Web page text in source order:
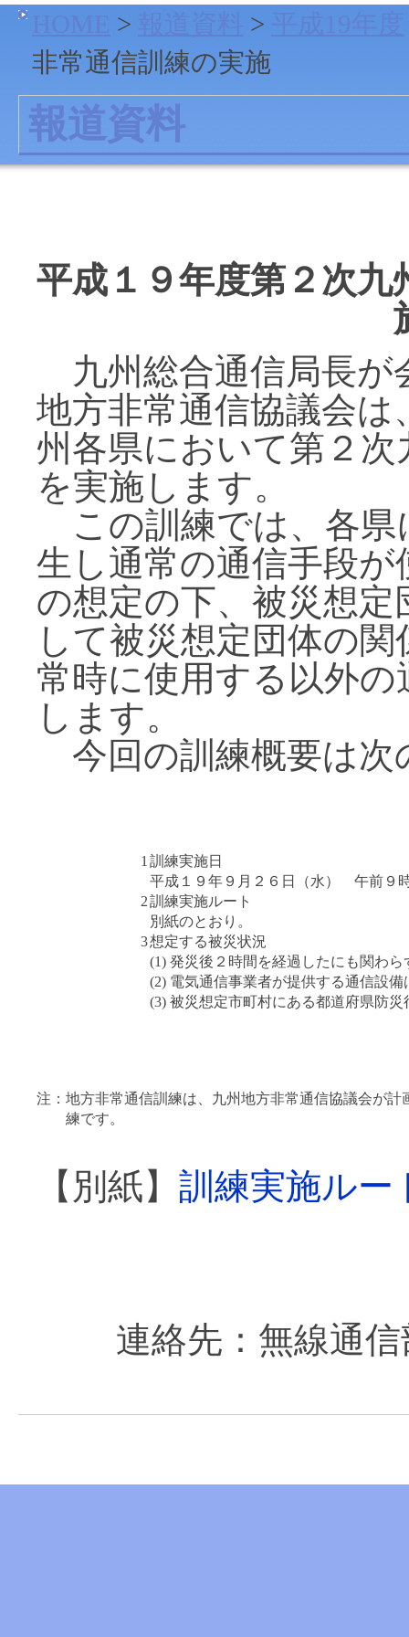
> >
非常通信訓練の実施
報道資料
平成１９年度第２次九
九州総合通信局長が
地方非常通信協議会は
州各県において第２
を実施します。
この訓練では、各県
生し通常の通信手段
の想定の下、被災想
して被災想定団体の
常時に使用する以外
します。
今回の訓練概要は次
1 訓練実施日
平成１９年９月２６日（水） 午前９
2訓練実施ルート
別紙のとおり。
3想定する被災状況
(1) 発災後２時間を経過したにも関わ
(2) 電気通信事業者が提供する通信設
(3) 被災想定市町村にある都道府県防
注： 地方非常通信訓練は、九州地方非常通信協議会が
練です。
【別紙】 訓練実施ルー
連絡先：無線通